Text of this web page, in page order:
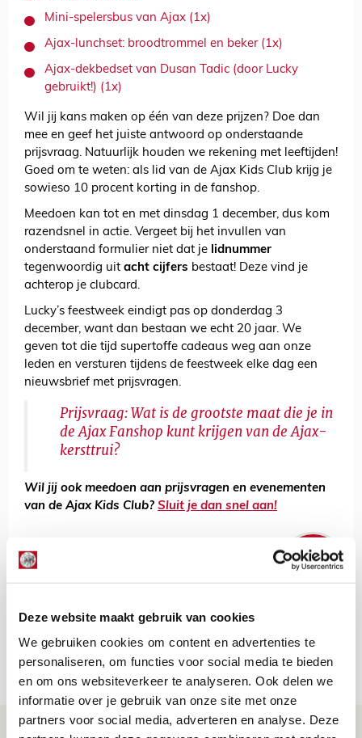
Deze website maakt gebruik van cookies
We gebruiken cookies om content en advertenties te
personaliseren, om functies voor social media te bieden
en om ons websiteverkeer te analyseren. Ook delen we
informatie over je gebruik van onze site met onze
partners voor social media, adverteren en analyse. Deze
Mini-spelersbus van Ajax (1x)
Ajax-lunchset: broodtrommel en beker (1x)
Ajax-dekbedset van Dusan Tadic (door Lucky
gebruikt!) (1x)
Wil jij kans maken op één van deze prijzen? Doe dan
mee en geef het juiste antwoord op onderstaande
prijsvraag. Natuurlijk houden we rekening met leeftijden!
Goed om te weten: als lid van de Ajax Kids Club krijg je
sowieso 10 procent korting in de fanshop.
Meedoen kan tot en met dinsdag 1 december, dus kom
razendsnel in actie. Vergeet bij het invullen van
onderstaand formulier niet dat je lidnummer
tegenwoordig uit acht cijfers bestaat! Deze vind je
achterop je clubcard.
Lucky’s feestweek eindigt pas op donderdag 3
december, want dan bestaan we echt 20 jaar. We
geven tot die tijd supertoffe cadeaus weg aan onze
leden en versturen tijdens de feestweek elke dag een
nieuwsbrief met prijsvragen.
Prijsvraag: Wat is de grootste maat die je in
de Ajax Fanshop kunt krijgen van de Ajax-
kersttrui?
Wil jij ook meedoen aan prijsvragen en evenementen
van de Ajax Kids Club? Sluit je dan snel aan!
NET BINNEN //
Drie dingen die je moet weten over PEC